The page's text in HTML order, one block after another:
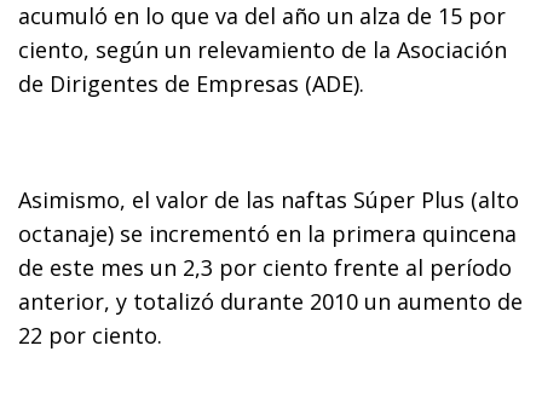
acumuló en lo que va del año un alza de 15 por
ciento, según un relevamiento de la Asociación
de Dirigentes de Empresas (ADE).
Asimismo, el valor de las naftas Súper Plus (alto
octanaje) se incrementó en la primera quincena
de este mes un 2,3 por ciento frente al período
anterior, y totalizó durante 2010 un aumento de
22 por ciento.